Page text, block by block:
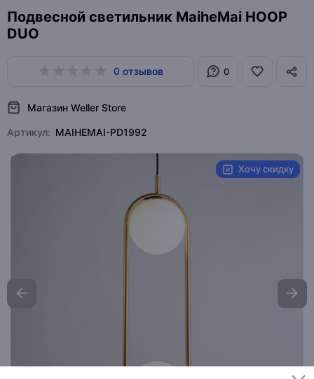
Подвесной светильник MaiheMai HOOP
DUO
0 отзывов 0
Магазин Weller Store
Артикул: MAIHEMAI-PD1992
Хочу скидку